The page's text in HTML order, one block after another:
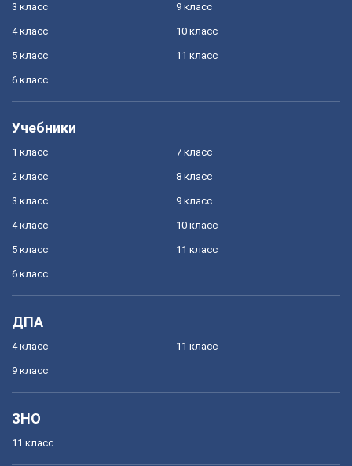
3 класс
4 класс
5 класс
6 класс
9 класс
10 класс
11 класс
Учебники
1 класс
2 класс
3 класс
4 класс
5 класс
6 класс
7 класс
8 класс
9 класс
10 класс
11 класс
ДПА
4 класс
9 класс
11 класс
ЗНО
11 класс